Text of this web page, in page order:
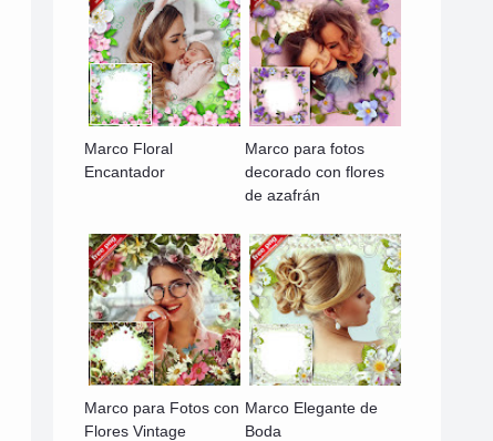
Marco Floral
Encantador
Marco para fotos
decorado con flores
de azafrán
Marco para Fotos con
Flores Vintage
Marco Elegante de
Boda